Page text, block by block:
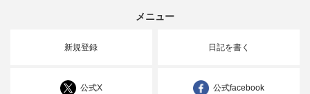
メニュー
新規登録 日記を書く
公式X 公式facebook